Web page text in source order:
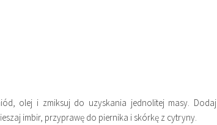
olej i zmiksuj do uzyskania jednolitej masy. Dodaj
imbir, przyprawę do piernika i skórkę z cytryny.